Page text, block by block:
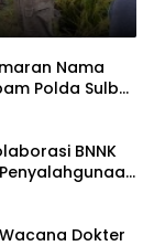
Nama
Polda Sulbar
BNNK
Dokter